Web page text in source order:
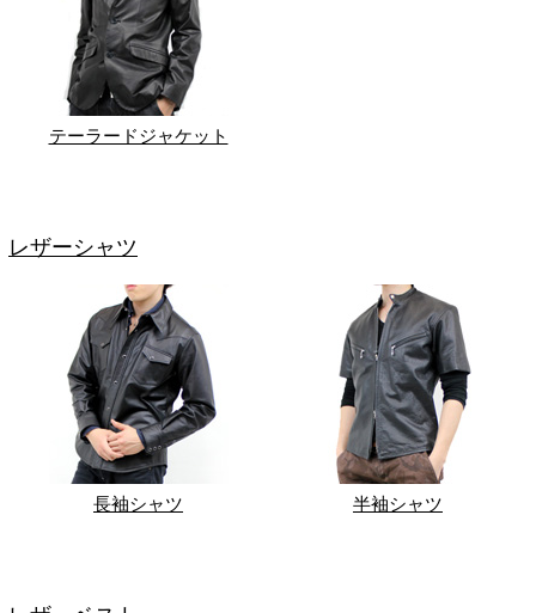
テーラードジャケット
レザーシャツ
長袖シャツ 半袖シャツ